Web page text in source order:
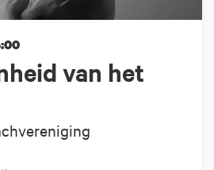
van het